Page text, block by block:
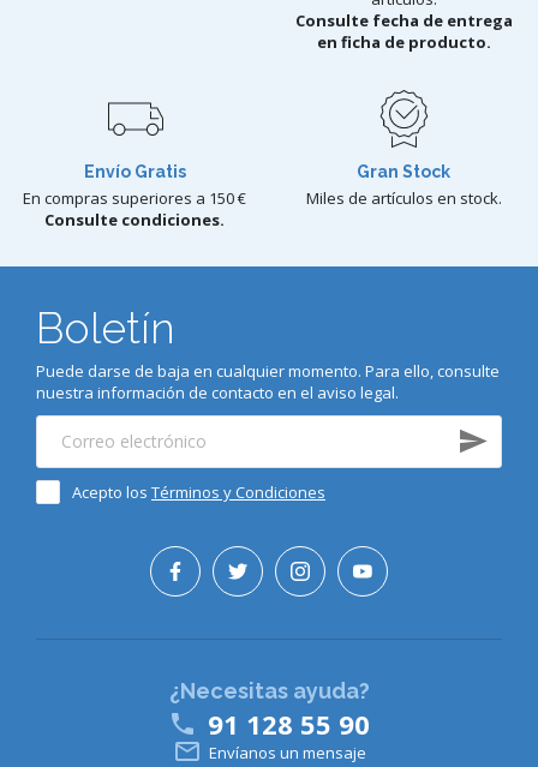
Consulte fecha de entrega
en ficha de producto.
Envío Gratis
En compras superiores a 150 €
Consulte condiciones.
Gran Stock
Miles de artículos en stock.
Boletín
Puede darse de baja en cualquier momento. Para ello, consulte
nuestra información de contacto en el aviso legal.
Acepto los Términos y Condiciones
¿Necesitas ayuda?
 91 128 55 90
 Envíanos un mensaje